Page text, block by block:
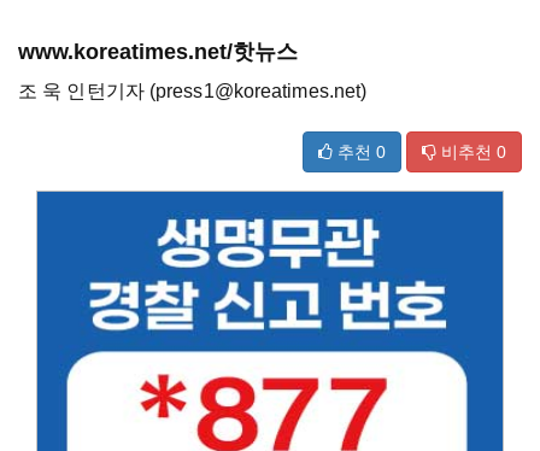
www.koreatimes.net/핫뉴스
조 욱 인턴기자 (press1@koreatimes.net)
추천 0 비추천 0